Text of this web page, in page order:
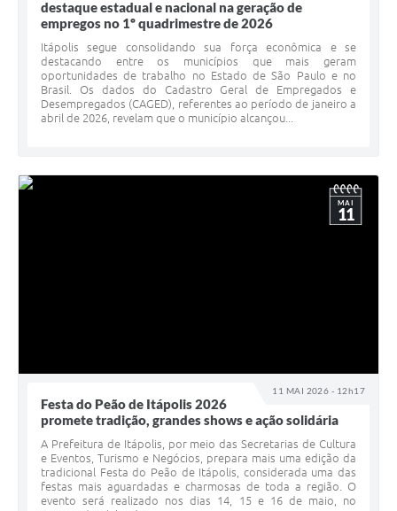
destaque estadual e nacional na geração de
empregos no 1º quadrimestre de 2026
Itápolis segue consolidando sua força econômica e se
destacando entre os municípios que mais geram
oportunidades de trabalho no Estado de São Paulo e no
Brasil. Os dados do Cadastro Geral de Empregados e
Desempregados (CAGED), referentes ao período de janeiro a
abril de 2026, revelam que o município alcançou...
11 MAI 2026 - 12h17
MAI
11
Festa do Peão de Itápolis 2026
promete tradição, grandes shows e ação solidária
A Prefeitura de Itápolis, por meio das Secretarias de Cultura
e Eventos, Turismo e Negócios, prepara mais uma edição da
tradicional Festa do Peão de Itápolis, considerada uma das
festas mais aguardadas e charmosas de toda a região. O
evento será realizado nos dias 14, 15 e 16 de maio, no